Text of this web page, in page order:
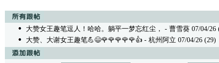
大赞女王趣笔逗人！哈哈。躺平一梦忘红尘，
- 曹雪葵 07/04/26
大赞、大谢女王趣笔💪😃🌹🌹🌹🌹🌹👍 - 杭州阿立 07/04/26 (29)